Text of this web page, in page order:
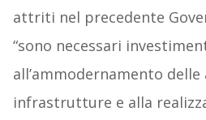
attriti nel precedente
“sono necessari
all’ammodernamento
infrastrutture e alla